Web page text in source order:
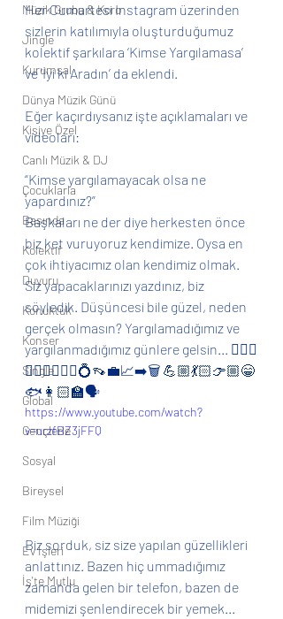
Müzik Grubu & Koro
Jingle
Kurumsal
Dünya Müzik Günü
Kişiye Özel
Canlı Müzik & DJ
Çocuklarla
Basında
Kolektif
Duyuru
Konuktuk
Konser
Single
Global
Gençlerle
Sosyal
Bireysel
Film Müziği
Ev İşleri
İş'te Mutlu
Her Cumartesi Instagram üzerinden
sizlerin katılımıyla oluşturduğumuz
kolektif şarkılara ‘Kimse Yargılamasa’
ve ‘İyi ki Aradın’ da eklendi.
Eğer kaçırdıysanız işte açıklamaları ve
videoları:
“Kimse yargılamayacak olsa ne
yapardınız?”
Başkaları ne der diye herkesten önce
biz ket vuruyoruz kendimize. Oysa en
çok ihtiyacımız olan kendimiz olmak.
Siz yapacaklarınızı yazdınız, biz
söyledik. Düşüncesi bile güzel, neden
gerçek olmasın? Yargılamadığımız ve
yargılanmadığımız günlere gelsin... 👩‍❤️‍👨
👩‍❤️‍👩👨‍❤️‍👨💍👡💼📈➡️🗑 💪🏼💃🏻👉🏼😁
🐟👩🏻‍🏫🗣
https://www.youtube.com/watch?
v=urzfBZ3jFFQ
Biz sorduk, siz size yapılan güzellikleri
anlattınız. Bazen hiç ummadığımız
zamanda gelen bir telefon, bazen de
midemizi şenlendirecek bir yemek...